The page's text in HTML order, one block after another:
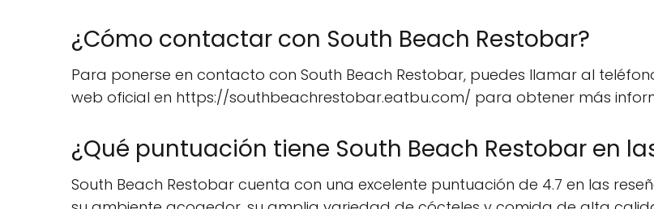
¿Cómo contactar con South Beach Restobar?
Para ponerse en contacto con South Beach Restobar, puedes llamar al
web oficial en https://southbeachrestobar.eatbu.com/ para obtener más
¿Qué puntuación tiene South Beach Restobar en
South Beach Restobar cuenta con una excelente puntuación de 4.7 en las